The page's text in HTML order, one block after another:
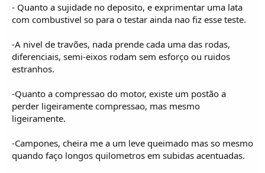
- Quanto a sujidade no deposito, e exprimentar uma lata
com combustivel so para o testar ainda nao fiz esse teste.
-A nivel de travões, nada prende cada uma das rodas,
diferenciais, semi-eixos rodam sem esforço ou ruidos
estranhos.
-Quanto a compressao do motor, existe um postão a
perder ligeiramente compressao, mas mesmo
ligeiramente.
-Campones, cheira me a um leve queimado mas so mesmo
quando faço longos quilometros em subidas acentuadas.